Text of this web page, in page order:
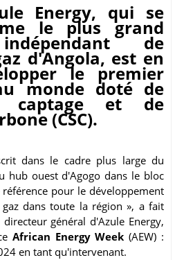
Energy, qui se
le plus grand
de
d'Angola, est en
le premier
monde doté de
captage et de
(CSC).
dans le cadre plus large du
hub ouest d'Agogo dans le bloc
pour le développement
dans toute la région », a fait
directeur général d'Azule Energy,
African Energy Week(AEW) :
en tant qu'intervenant.